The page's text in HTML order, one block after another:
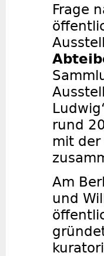
Frage
rund
mit der
Am
und